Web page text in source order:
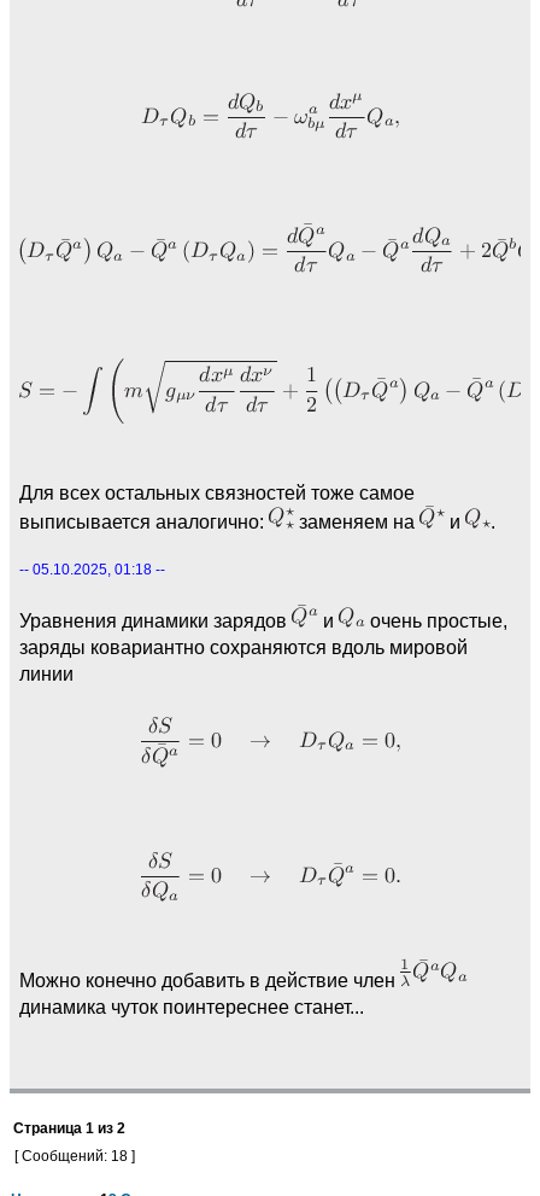
Для всех остальных связностей тоже самое
выписывается аналогично:
заменяем на и .
-- 05.10.2025, 01:18 --
Уравнения динамики зарядов и
очень простые,
заряды ковариантно сохраняются вдоль мировой
линии
Можно конечно добавить в действие член
динамика чуток поинтереснее станет...
Страница 1 из 2
[ Сообщений: 18 ]